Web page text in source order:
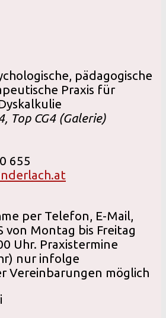
pädagogische
Praxis für
Top CG4 (Galerie)
655
per Telefon, E-Mail,
von Montag bis Freitag
Uhr. Praxistermine
nur infolge
Vereinbarungen möglich